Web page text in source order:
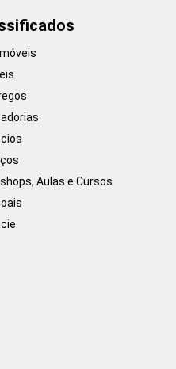
Aulas e Cursos